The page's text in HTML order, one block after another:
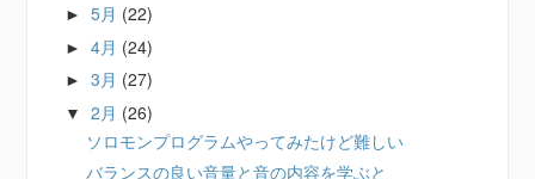
►5月 (22)
►4月 (24)
►3月 (27)
▼2月 (26)
ソロモンプログラムやってみたけど難しい
バランスの良い音量と音の内容を学ぶと